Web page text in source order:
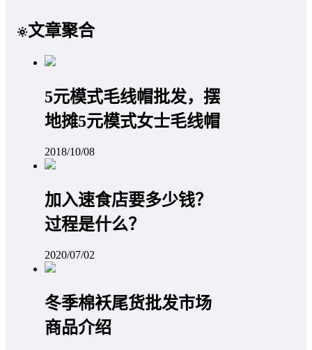
文章聚合
5元模式毛线帽批发，摆
地摊5元模式女士毛线帽
2018/10/08
加入速食店要多少钱？
过程是什么？
2020/07/02
冬季棉袄尾货批发市场
商品介绍